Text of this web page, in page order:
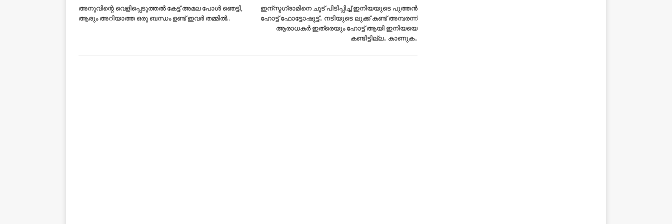
അനുവിന്റെ വെളിപ്പെടുത്തല്‍ കേട്ട് അമല പോള്‍ ഞെട്ടി,
ആരും അറിയാത്ത ഒരു ബന്ധം ഉണ്ട് ഇവര്‍ തമ്മില്‍..
ഇന്സ്ടഗ്രാമിനെ ചൂട് പിടിപ്പിച്ച് ഇനിയയുടെ പുത്തന്‍
ഹോട്ട് ഫോട്ടോഷൂട്ട്‌.. നടിയുടെ ലുക്ക് കണ്ട് അമ്പരന്ന്
ആരാധകര്‍ ഇത്രെയും ഹോട്ട് ആയി ഇനിയയെ
കണ്ടിട്ടില്ല.. കാണുക..